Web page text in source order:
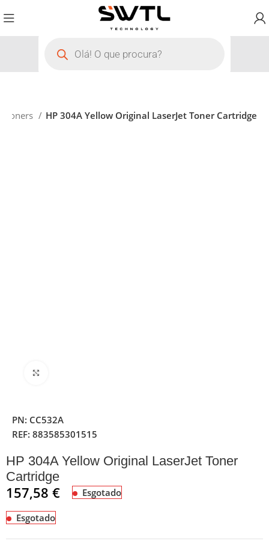
Toners HP 304A Yellow Original LaserJet Toner Cartridge
PN: CC532A
REF:883585301515
HP 304A Yellow Original LaserJet Toner
Cartridge
157,58€ Esgotado
Esgotado